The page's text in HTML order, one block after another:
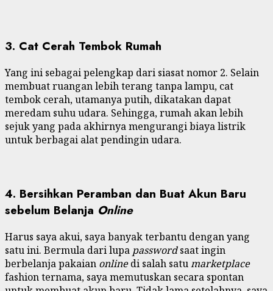
3. Cat Cerah Tembok Rumah
Yang ini sebagai pelengkap dari siasat nomor 2. Selain
membuat ruangan lebih terang tanpa lampu, cat
tembok cerah, utamanya putih, dikatakan dapat
meredam suhu udara. Sehingga, rumah akan lebih
sejuk yang pada akhirnya mengurangi biaya listrik
untuk berbagai alat pendingin udara.
4. Bersihkan Peramban dan Buat Akun Baru
sebelum Belanja Online
Harus saya akui, saya banyak terbantu dengan yang
satu ini. Bermula dari lupa passwordsaat ingin
berbelanja pakaian onlinedi salah satumarketplace
fashion ternama, saya memutuskan secara spontan